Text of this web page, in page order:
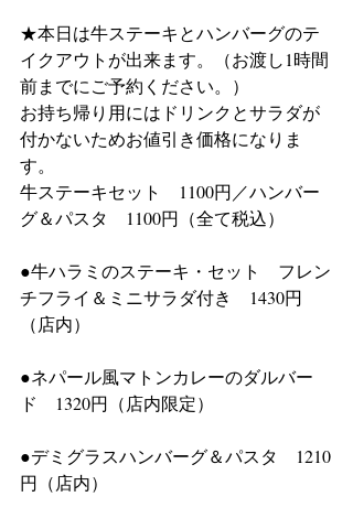
★本日は牛ステーキとハンバーグのテ
イクアウトが出来ます。（お渡し1時間
前までにご予約ください。）
お持ち帰り用にはドリンクとサラダが
付かないためお値引き価格になりま
す。
牛ステーキセット　1100円／ハンバー
グ＆パスタ　1100円（全て税込）
●牛ハラミのステーキ・セット　フレン
チフライ＆ミニサラダ付き　1430円
（店内）
●ネパール風マトンカレーのダルバー
ド　1320円（店内限定）
●デミグラスハンバーグ＆パスタ　1210
円（店内）